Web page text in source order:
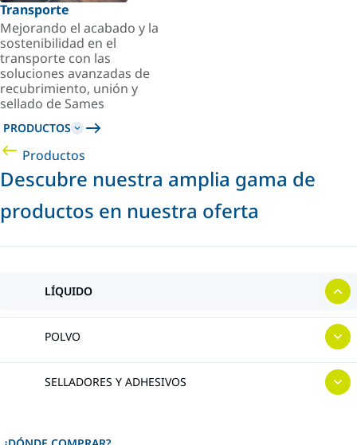
Transporte
Mejorando el acabado y la
sostenibilidad en el
transporte con las
soluciones avanzadas de
recubrimiento, unión y
sellado de Sames
PRODUCTOS
Productos
Descubre nuestra amplia gama de
productos en nuestra oferta
LÍQUIDO
POLVO
SELLADORES Y ADHESIVOS